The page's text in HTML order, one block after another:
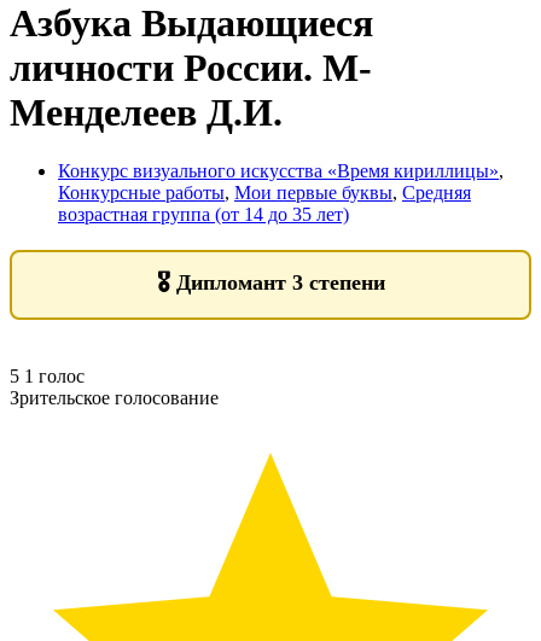
Азбука Выдающиеся
личности России. М-
Менделеев Д.И.
Конкурс визуального искусства «Время кириллицы»,
Конкурсные работы, Мои первые буквы, Средняя
возрастная группа (от 14 до 35 лет)
🎖️ Дипломант 3 степени
5 1 голос
Зрительское голосование